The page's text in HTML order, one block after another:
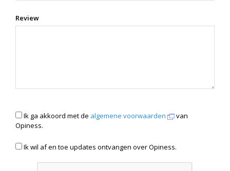
Review
Ik ga akkoord met de algemene voorwaarden
van
Opiness.
Ik wil af en toe updates ontvangen over Opiness.